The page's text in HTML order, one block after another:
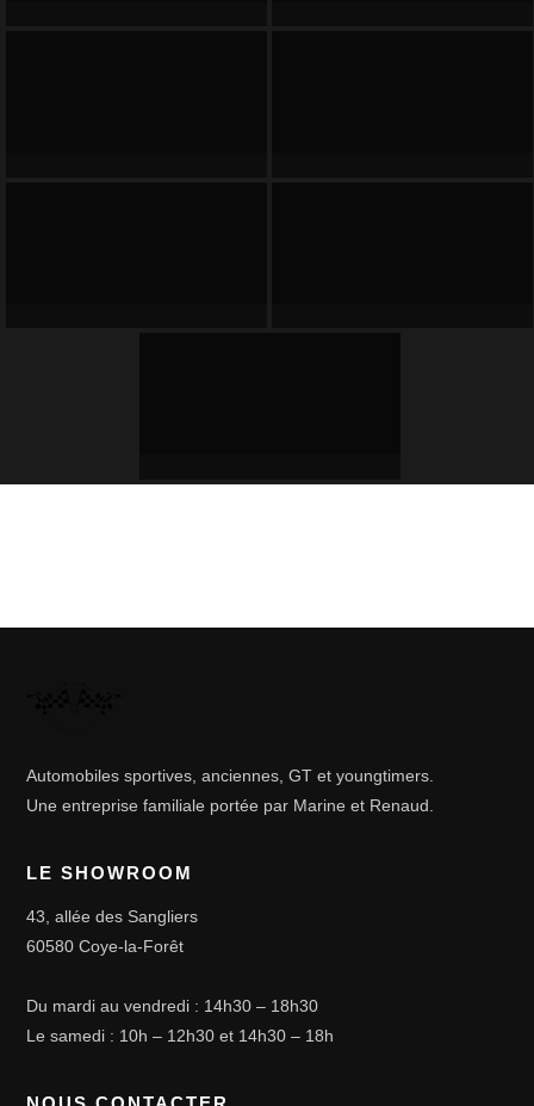
Automobiles sportives, anciennes, GT et youngtimers.
Une entreprise familiale portée par Marine et Renaud.
LE SHOWROOM
43, allée des Sangliers
60580 Coye-la-Forêt
Du mardi au vendredi : 14h30 – 18h30
Le samedi : 10h – 12h30 et 14h30 – 18h